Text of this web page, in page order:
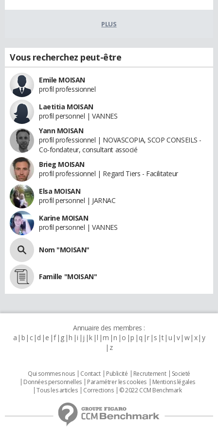
PLUS
Vous recherchez peut-être
Emile MOISAN
profil professionnel
Laetitia MOISAN
profil personnel | VANNES
Yann MOISAN
profil professionnel | NOVASCOPIA, SCOP CONSEILS -
Co-fondateur, consultant associé
Brieg MOISAN
profil professionnel | Regard Tiers - Facilitateur
Elsa MOISAN
profil personnel | JARNAC
Karine MOISAN
profil personnel | VANNES
Nom "MOISAN"
Famille "MOISAN"
Annuaire des membres :
a b c d e f g h i j k l m n o p q r s t u v w x y
z
Qui sommes nous Contact Publicité Recrutement
Societé
Données personnelles
Paramétrer les cookies
Mentions légales
Tous les articles
Corrections © 2022 CCM Benchmark